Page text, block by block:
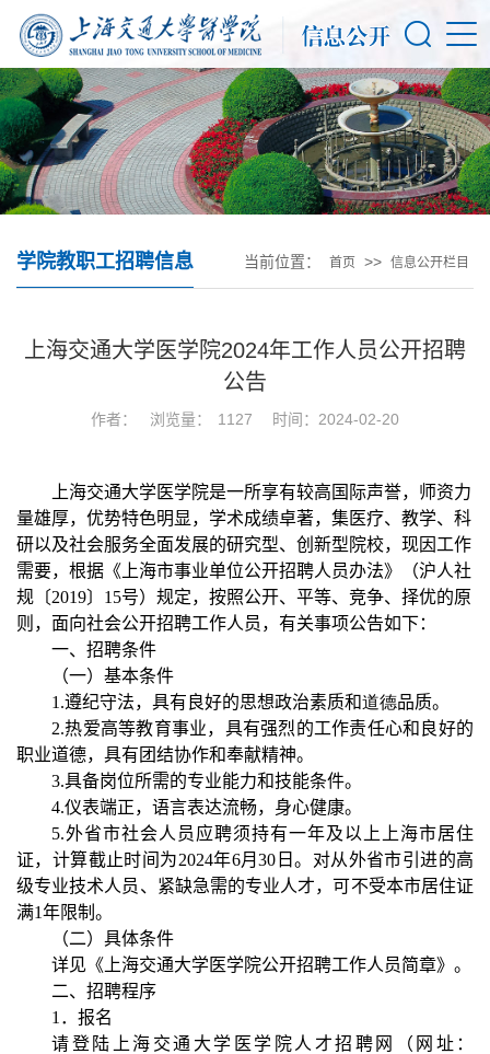
学院教职工招聘信息 当前位置： 首页 >> 信息公开栏目
上海交通大学医学院2024年工作人员公开招聘
公告
作者： 浏览量： 1127 时间：2024-02-20
上海交通大学医学院是一所享有较高国际声誉，师资力
量雄厚，优势特色明显，学术成绩卓著，集医疗、教学、科
研以及社会服务全面发展的研究型、创新型院校， 现因工作
需要，根据《上海市事业单位公开招聘人员办法》（沪人社
规〔2019〕 15号）规定，按照公开、平等、竞争、择优的原
则，面向社会公开招聘工作人员，有关事项公告如下：
一、招聘条件
（一）基本条件
1.遵纪守法，具有良好的思想政治素质和道德品质。
2.热爱高等教育事业，具有强烈的工作责任心和良好的
职业道德，具有团结协作和奉献精神。
3.具备岗位所需的专业能力和技能条件。
4.仪表端正，语言表达流畅，身心健康。
5.外省市社会人员应聘须持有一年及以上上海市居住
证，计算截止时间为2024年6月30 日。对从外省市引进的高
级专业技术人员、紧缺急需的专业人才，可不受本市居住证
满1年限制。
（二）具体条件
详见《上海交通大学医学院公开招聘工作人员简章》。
二、招聘程序
1 ．报名
请登陆上海交通大学医学院人才招聘网（网址：